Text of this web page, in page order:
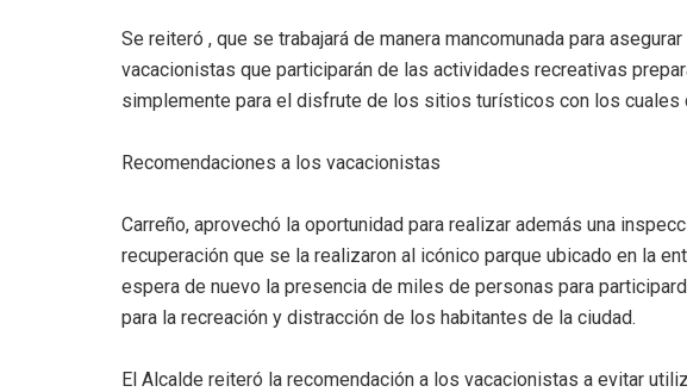
Se reiteró , que se trabajará de manera mancomunada para
vacacionistas que participarán de las actividades recreativas
simplemente para el disfrute de los sitios turísticos con los cuales
Recomendaciones a los vacacionistas
Carreño, aprovechó la oportunidad para realizar además una
recuperación que se la realizaron al icónico parque ubicado en la
espera de nuevo la presencia de miles de personas para
para la recreación y distracción de los habitantes de la ciudad.
El Alcalde reiteró la recomendación a los vacacionistas a evitar